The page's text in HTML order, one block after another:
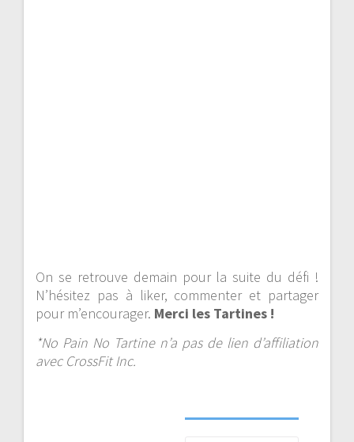
On se retrouve demain pour la suite du défi !
N’hésitez pas à liker, commenter et partager
pour m’encourager. Merci les Tartines !
*No Pain No Tartine n’a pas de lien d’affiliation
avec CrossFit Inc.